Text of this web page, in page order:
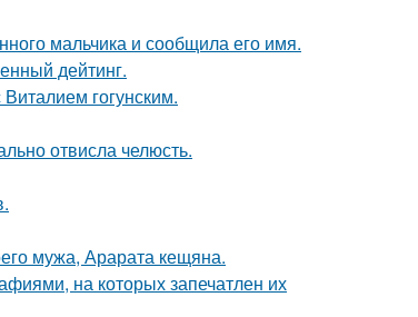
мальчика и сообщила его имя.
дейтинг.
гогунским.
отвисла челюсть.
мужа, Арарата кещяна.
на которых запечатлен их